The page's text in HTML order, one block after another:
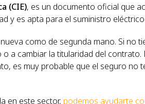
(CIE), es un documento oficial que
y es apta para el suministro
como de segunda mano. Si no
a cambiar la titularidad del
es muy probable que el seguro no
en este sector, podemos ayudarte